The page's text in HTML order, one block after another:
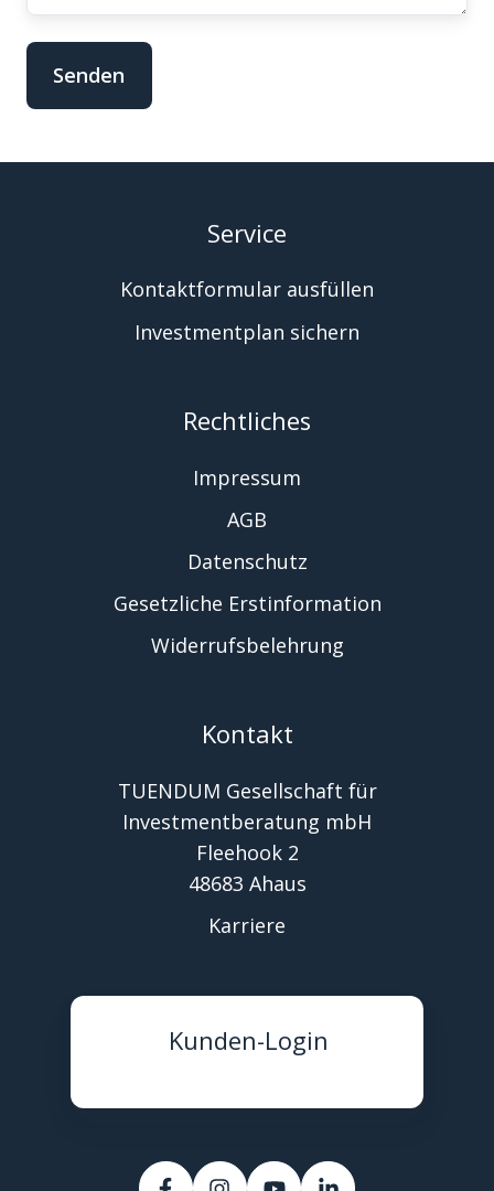
Service
Kontaktformular ausfüllen
Investmentplan sichern
Rechtliches
Impressum
AGB
Datenschutz
Gesetzliche Erstinformation
Widerrufsbelehrung
Kontakt
TUENDUM Gesellschaft für
Investmentberatung mbH
Fleehook 2
48683 Ahaus
Karriere
Kunden-Login